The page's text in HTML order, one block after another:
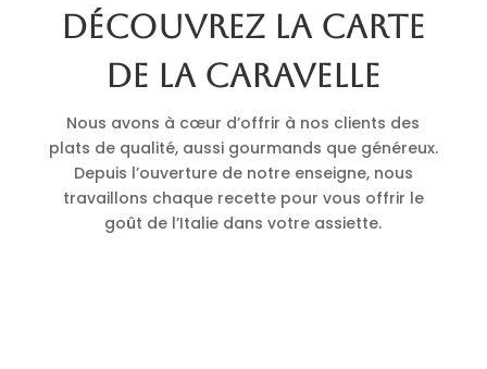
Découvrez la carte
de La Caravelle
Nous avons à cœur d’offrir à nos clients des
plats de qualité, aussi gourmands que généreux.
Depuis l’ouverture de notre enseigne, nous
travaillons chaque recette pour vous offrir le
goût de l’Italie dans votre assiette.